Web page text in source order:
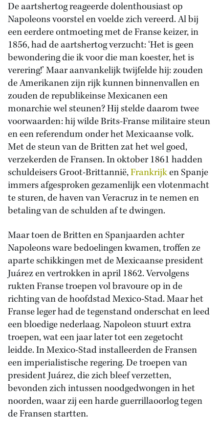
De aartshertog reageerde dolenthousiast op
Napoleons voorstel en voelde zich vereerd. Al bij
een eerdere ontmoeting met de Franse keizer, in
1856, had de aartshertog verzucht: ‘Het is geen
bewondering die ik voor die man koester, het is
verering!’ Maar aanvankelijk twijfelde hij: zouden
de Amerikanen zijn rijk kunnen binnenvallen en
zouden de republikeinse Mexicanen een
monarchie wel steunen? Hij stelde daarom twee
voorwaarden: hij wilde Brits-Franse militaire steun
en een referendum onder het Mexicaanse volk.
Met de steun van de Britten zat het wel goed,
verzekerden de Fransen. In oktober 1861 hadden
schuldeisers Groot-Brittannië,Frankrijken Spanje
immers afgesproken gezamenlijk een vlotenmacht
te sturen, de haven van Veracruz in te nemen en
betaling van de schulden af te dwingen.
Maar toen de Britten en Spanjaarden achter
Napoleons ware bedoelingen kwamen, troffen ze
aparte schikkingen met de Mexicaanse president
Juárez en vertrokken in april 1862. Vervolgens
rukten Franse troepen vol bravoure op in de
richting van de hoofdstad Mexico-Stad. Maar het
Franse leger had de tegenstand onderschat en leed
een bloedige nederlaag. Napoleon stuurt extra
troepen, wat een jaar later tot een zegetocht
leidde. In Mexico-Stad installeerden de Fransen
een imperialistische regering. De troepen van
president Juárez, die zich bleef verzetten,
bevonden zich intussen noodgedwongen in het
noorden, waar zij een harde guerrillaoorlog tegen
de Fransen startten.